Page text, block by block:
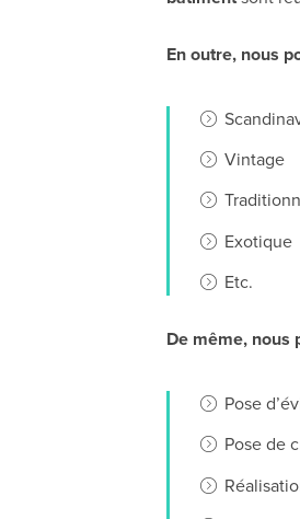
En outre, nous
Vintage
Exotique
Etc.
De même, nous
Pose
Pose de